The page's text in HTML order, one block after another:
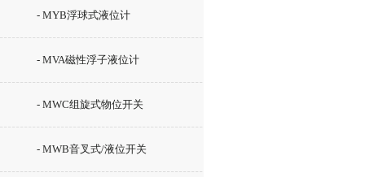
- MYB浮球式液位计
- MVA磁性浮子液位计
- MWC组旋式物位开关
- MWB音叉式/液位开关